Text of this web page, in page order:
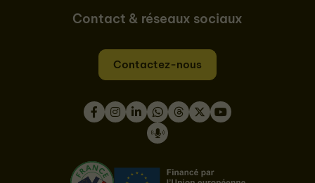
Contact & réseaux sociaux
Contactez-nous
Instagram
LinkedInWhatsApp